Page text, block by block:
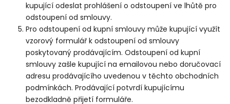
kupující odeslat prohlášení o odstoupení ve lhůtě pro
odstoupení od smlouvy.
Pro odstoupení od kupní smlouvy může kupující využít
vzorový formulář k odstoupení od smlouvy
poskytovaný prodávajícím. Odstoupení od kupní
smlouvy zašle kupující na emailovou nebo doručovací
adresu prodávajícího uvedenou v těchto obchodních
podmínkách. Prodávající potvrdí kupujícímu
bezodkladně přijetí formuláře.